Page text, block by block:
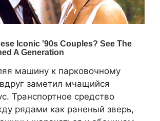
машину к парковочному
заметил мчащийся
Транспортное средство
рядами как раненый зверь,